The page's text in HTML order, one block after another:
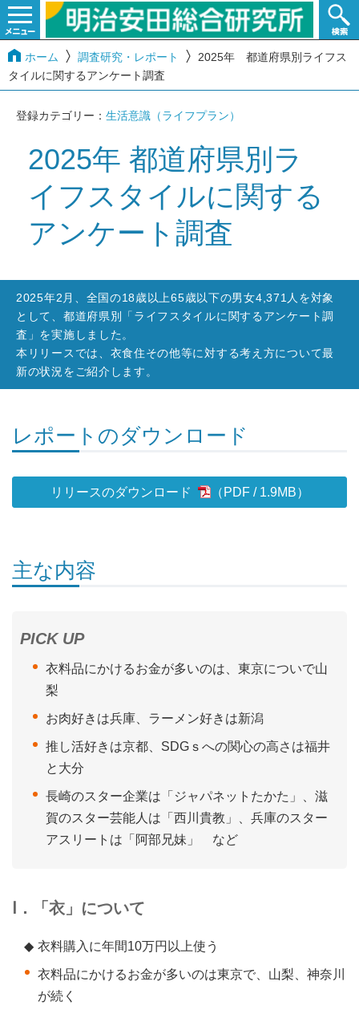
ホーム 調査研究・レポート
2025年 都道府県別ライフス
タイルに関するアンケート調査
登録カテゴリー： 生活意識（ライフプラン）
2025年 都道府県別ラ
イフスタイルに関する
アンケート調査
2025年2月、全国の18歳以上65歳以下の男女4,371人を対象
として、都道府県別「ライフスタイルに関するアンケート調
査」を実施しました。
本リリースでは、衣食住その他等に対する考え方について最
新の状況をご紹介します。
レポートのダウンロード
リリースのダウンロード 1.9MB）
主な内容
PICK UP
衣料品にかけるお金が多いのは、東京についで山
梨
お肉好きは兵庫、ラーメン好きは新潟
推し活好きは京都、SDGｓへの関心の高さは福井
と大分
長崎のスター企業は「ジャパネットたかた」、滋
賀のスター芸能人は「西川貴教」、兵庫のスター
アスリートは「阿部兄妹」 など
Ⅰ．「衣」について
◆ 衣料購入に年間10万円以上使う
衣料品にかけるお金が多いのは東京で、山梨、神奈川
が続く